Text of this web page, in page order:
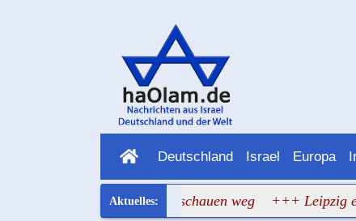
Deutschland Israel Europa
Verantwortlichen schauen weg +++ Leipzig entgeht